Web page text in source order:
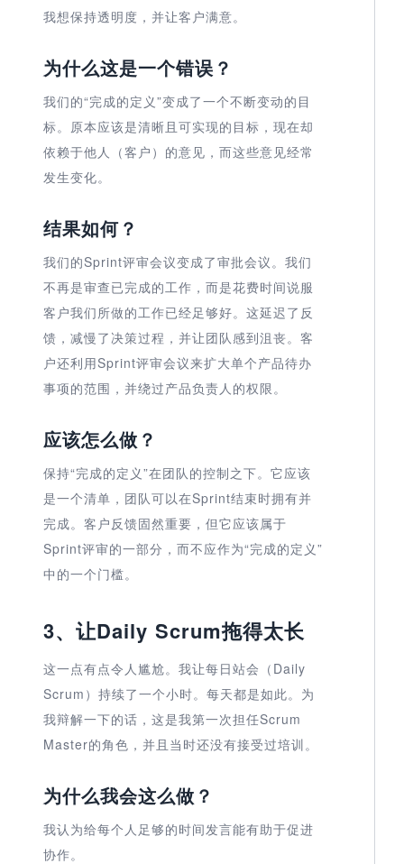
我想保持透明度，并让客户满意。
为什么这是一个错误？
我们的“完成的定义”变成了一个不断变动的目
标。原本应该是清晰且可实现的目标，现在却
依赖于他人（客户）的意见，而这些意见经常
发生变化。
结果如何？
我们的Sprint评审会议变成了审批会议。我们
不再是审查已完成的工作，而是花费时间说服
客户我们所做的工作已经足够好。这延迟了反
馈，减慢了决策过程，并让团队感到沮丧。客
户还利用Sprint评审会议来扩大单个产品待办
事项的范围，并绕过产品负责人的权限。
应该怎么做？
保持“完成的定义”在团队的控制之下。它应该
是一个清单，团队可以在Sprint结束时拥有并
完成。客户反馈固然重要，但它应该属于
Sprint评审的一部分，而不应作为“完成的定义”
中的一个门槛。
3、让Daily Scrum拖得太长
这一点有点令人尴尬。我让每日站会（Daily
Scrum）持续了一个小时。每天都是如此。为
我辩解一下的话，这是我第一次担任Scrum
Master的角色，并且当时还没有接受过培训。
为什么我会这么做？
我认为给每个人足够的时间发言能有助于促进
协作。